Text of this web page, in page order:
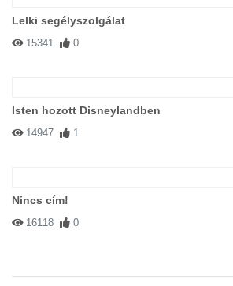
Lelki segélyszolgálat
15341 0
Isten hozott Disneylandben
14947 1
Nincs cím!
16118 0